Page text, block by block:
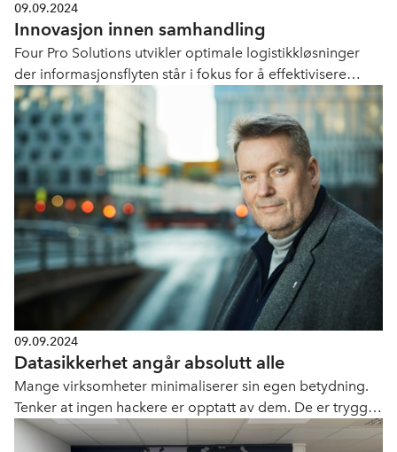
09.09.2024
Innovasjon innen samhandling
Four Pro Solutions utvikler optimale logistikkløsninger
der informasjonsflyten står i fokus for å effektivisere
logistikken på vei, terminal og sjø. På Transport og
Logistikk-konferansen skal de fortelle om reisen og hvor
de har endt opp hen med å ta logistikk til «2024».
09.09.2024
Datasikkerhet angår absolutt alle
Mange virksomheter minimaliserer sin egen betydning.
Tenker at ingen hackere er opptatt av dem. De er trygge
fordi de er små, har få ansatte, er uinteressante eller